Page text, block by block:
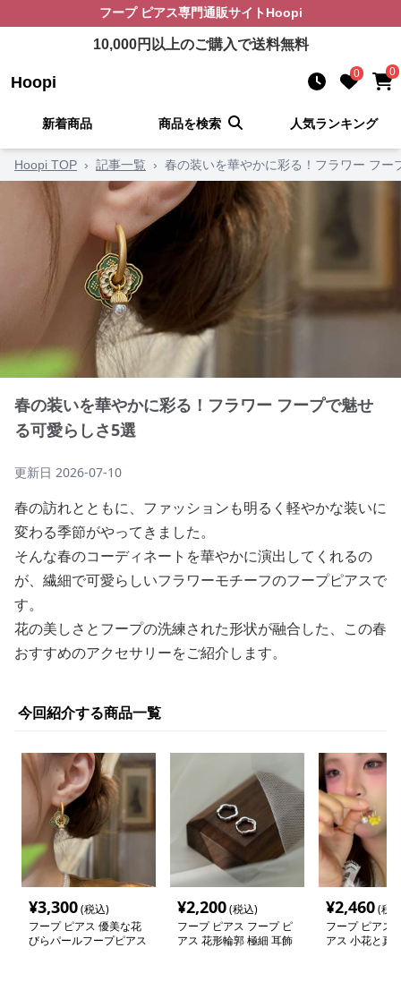
フープ ピアス専門通販サイト Hoopi
10,000円以上のご購入で送料無料
Hoopi 0 0
新着商品 商品を検索 人気ランキング
Hoopi TOP › 記事一覧 › 春の装いを華やかに彩る！フラワー フー
春の装いを華やかに彩る！フラワー フープで魅せ
る可愛らしさ5選
更新日 2026-07-10
春の訪れとともに、ファッションも明るく軽やかな装いに
変わる季節がやってきました。
そんな春のコーディネートを華やかに演出してくれるの
が、繊細で可愛らしいフラワーモチーフのフープピアスで
す。
花の美しさとフープの洗練された形状が融合した、この春
おすすめのアクセサリーをご紹介します。
今回紹介する商品一覧
¥3,300(税込)
フープ ピアス 優美な花
びらパールフープピアス
¥2,200(税込)
フープ ピアス フープ ピ
アス 花形輪郭 極細 耳飾
¥2,460(税
フープ ピアス
アス 小花と真